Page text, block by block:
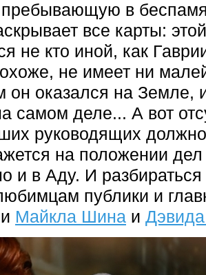
в
все карты:
не кто иной, как
не имеет ни
он оказался на Земле,
самом деле... А вот
руководящих
на положении дел
и в Аду. И
публики и
Майкла Шина и